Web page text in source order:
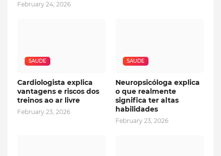
February 24, 2026
SAUDE
Cardiologista explica
vantagens e riscos dos
treinos ao ar livre
February 23, 2026
SAUDE
Neuropsicóloga explica
o que realmente
significa ter altas
habilidades
February 23, 2026